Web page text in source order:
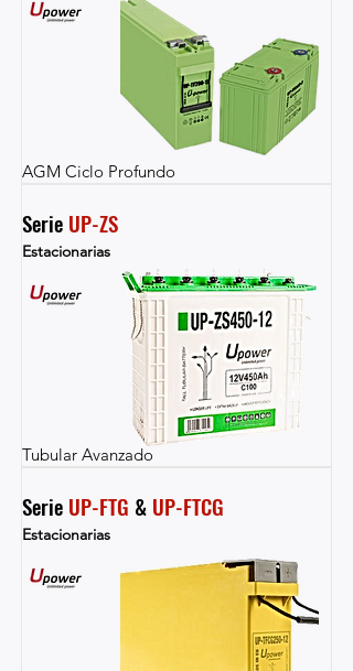
AGM Ciclo Profundo
Serie UP-ZS
Estacionarias
Tubular Avanzado
Serie UP-FTG & UP-FTCG
Estacionarias